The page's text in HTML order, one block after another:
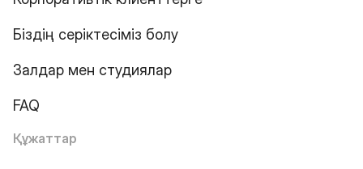
Біздің серіктесіміз болу
Залдар мен студиялар
FAQ
Құжаттар